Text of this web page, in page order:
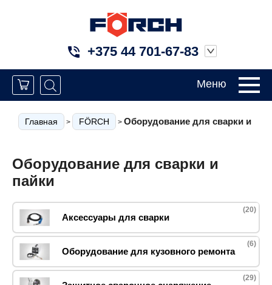
+375 44 701-67-83
Меню
Главная > FÖRCH > Оборудование для сварки и
Оборудование для сварки и
пайки
Аксессуары для сварки
(20)
Оборудование для кузовного ремонта
(6)
(29)